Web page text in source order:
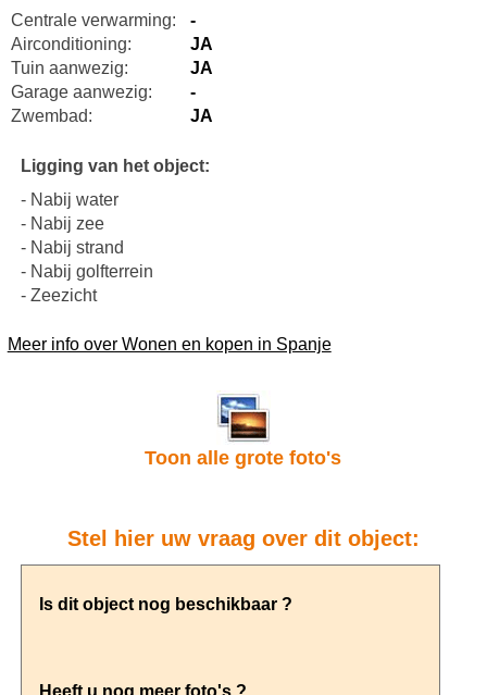
Centrale verwarming:
-
Airconditioning:
JA
Tuin aanwezig:
JA
Garage aanwezig:
-
Zwembad:
JA
Ligging van het object:
- Nabij water
- Nabij zee
- Nabij strand
- Nabij golfterrein
- Zeezicht
Meer info over Wonen en kopen in Spanje
Toon alle grote foto's
Stel hier uw vraag over dit object: